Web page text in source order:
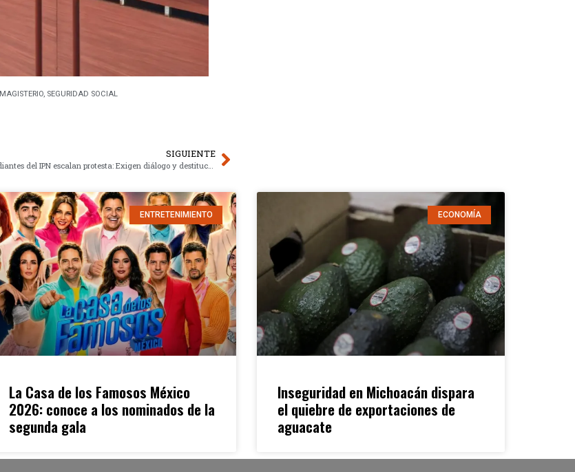
MAGISTERIO, SEGURIDAD SOCIAL
SIGUIENTE
Estudiantes del IPN escalan protesta: Exigen diálogo y destitución a SEP
ENTRETENIMIENTO
La Casa de los Famosos México
2026: conoce a los nominados de la
segunda gala
ECONOMÍA
Inseguridad en Michoacán dispara
el quiebre de exportaciones de
aguacate